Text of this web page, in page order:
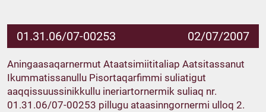
01.31.06/07-00253 02/07/2007
Aningaasaqarnermut Ataatsimiititaliap Aatsitassanut
Ikummatissanullu Pisortaqarfimmi suliatigut
aaqqissuussinikkullu ineriartornermik suliaq nr.
01.31.06/07-00253 pillugu ataasinngornermi ulloq 2.